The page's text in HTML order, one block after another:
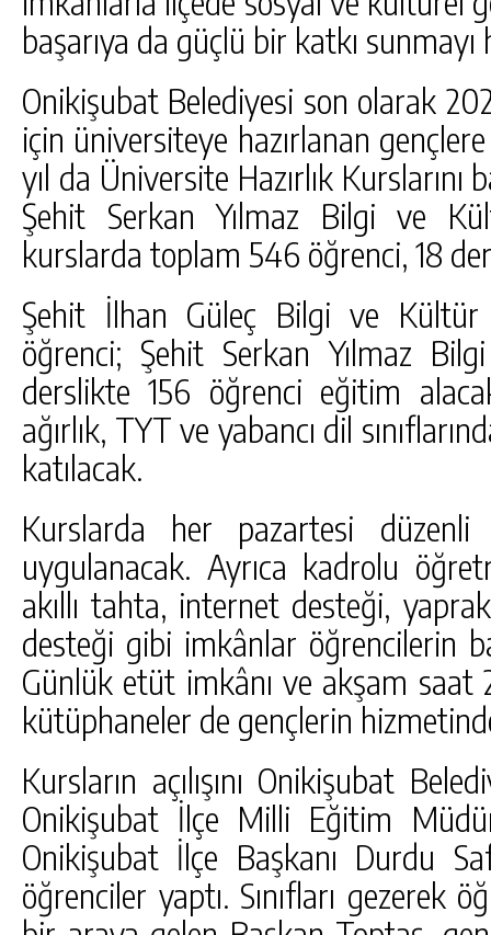
başarıya da güçlü bir katkı
Onikişubat Belediyesi son olarak
için üniversiteye hazırlanan
yıl da Üniversite Hazırlık Kurslarını
Şehit Serkan Yılmaz Bilgi ve
kurslarda toplam 546 öğrenci, 18
Şehit İlhan Güleç Bilgi ve Kültür
öğrenci; Şehit Serkan Yılmaz
derslikte 156 öğrenci eğitim
ağırlık, TYT ve yabancı dil
katılacak.
Kurslarda her pazartesi düzenli
uygulanacak. Ayrıca kadrolu
akıllı tahta, internet desteği,
desteği gibi imkânlar öğrencilerin
Günlük etüt imkânı ve akşam saat
kütüphaneler de gençlerin
Kursların açılışını Onikişubat
Onikişubat İlçe Milli Eğitim
Onikişubat İlçe Başkanı Durdu
öğrenciler yaptı. Sınıfları gezerek
GÜNLÜK HABER AKIŞI